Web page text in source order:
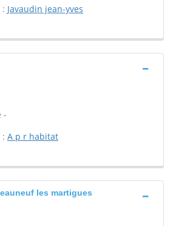
Javaudin jean-yves
-
A p r habitat
les martigues